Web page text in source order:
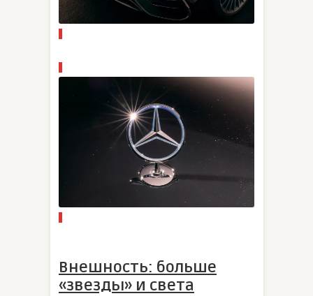
Внешность: больше
«звезды» и света